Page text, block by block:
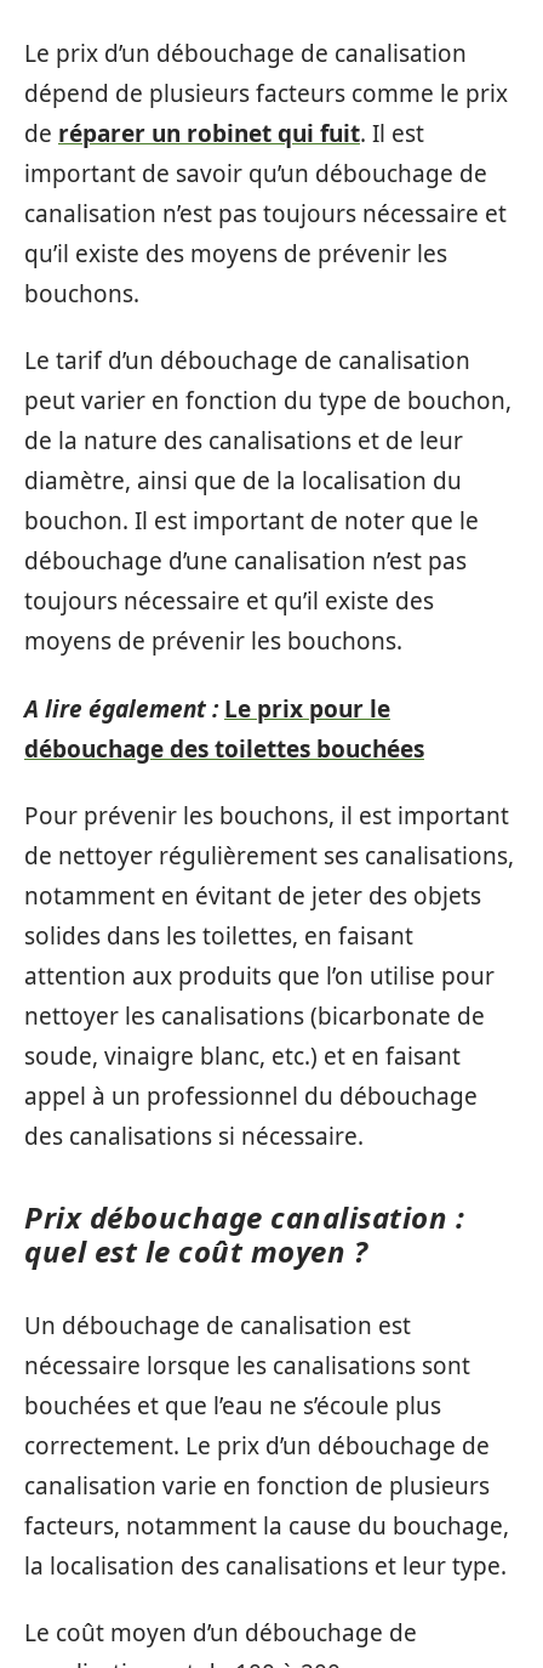
Le prix d’un débouchage de canalisation
dépend de plusieurs facteurs comme le prix
de réparer un robinet qui fuit. Il est
important de savoir qu’un débouchage de
canalisation n’est pas toujours nécessaire et
qu’il existe des moyens de prévenir les
bouchons.
Le tarif d’un débouchage de canalisation
peut varier en fonction du type de bouchon,
de la nature des canalisations et de leur
diamètre, ainsi que de la localisation du
bouchon. Il est important de noter que le
débouchage d’une canalisation n’est pas
toujours nécessaire et qu’il existe des
moyens de prévenir les bouchons.
A lire également : Le prix pour le
débouchage des toilettes bouchées
Pour prévenir les bouchons, il est important
de nettoyer régulièrement ses canalisations,
notamment en évitant de jeter des objets
solides dans les toilettes, en faisant
attention aux produits que l’on utilise pour
nettoyer les canalisations (bicarbonate de
soude, vinaigre blanc, etc.) et en faisant
appel à un professionnel du débouchage
des canalisations si nécessaire.
Prix débouchage canalisation :
quel est le coût moyen ?
Un débouchage de canalisation est
nécessaire lorsque les canalisations sont
bouchées et que l’eau ne s’écoule plus
correctement. Le prix d’un débouchage de
canalisation varie en fonction de plusieurs
facteurs, notamment la cause du bouchage,
la localisation des canalisations et leur type.
Le coût moyen d’un débouchage de